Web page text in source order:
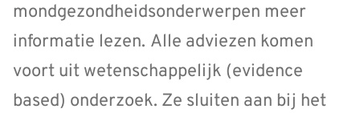
mondgezondheidsonderwerpen meer
informatie lezen. Alle adviezen komen
voort uit wetenschappelijk (evidence
based) onderzoek. Ze sluiten aan bij het